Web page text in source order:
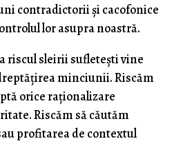
contradictorii și cacofonice
lor asupra noastră.
riscul sleirii sufletești vine
minciunii. Riscăm
orice raționalizare
Riscăm să căutăm
profitarea de contextul